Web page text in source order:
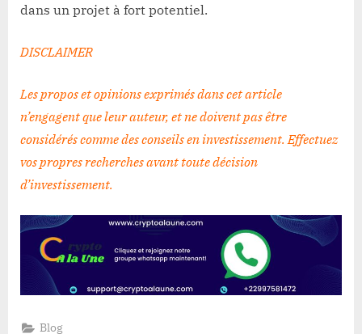
dans un projet à fort potentiel.
DISCLAIMER
Les propos et opinions exprimés dans cet article
n’engagent que leur auteur, et ne doivent pas être
considérés comme des conseils en investissement. Effectuez
vos propres recherches avant toute décision
d’investissement.
Blog